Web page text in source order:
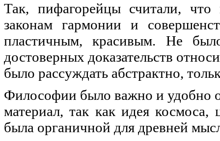
Так, пифагорейцы считали,
законам гармонии и
пластичным, красивым. Не
достоверных доказательств
было рассуждать абстрактно,
Философии было важно и удобно
материал, так как идея космоса,
была органичной для древней